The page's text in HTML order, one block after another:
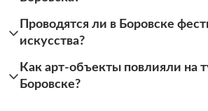
Проводятся ли в Боровске
искусства?
Как арт-объекты повлияли на
Боровске?